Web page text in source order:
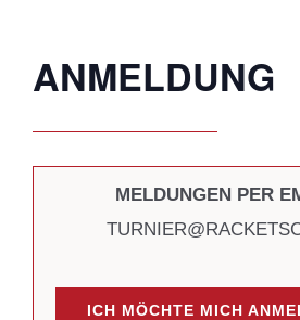
ANMELDUNG
MELDUNGEN PER
ICH MÖCHTE MICH